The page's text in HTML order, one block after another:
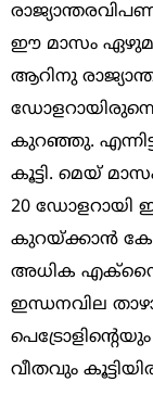
ഈ മാസം
ആറിനു
കുറഞ്ഞു.
കൂട്ടി. മെയ്
20 ഡോളറായി
കുറയ്ക്കാന്‍
അധിക
ഇന്ധനവില
വീതവും